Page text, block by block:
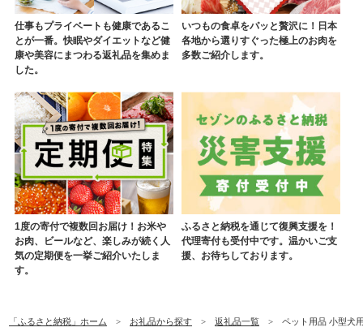
仕事もプライベートも健康であるこ
とが一番。快眠やダイエットなど健
康や美容にまつわる返礼品を集めま
した。
いつもの食卓をパッと贅沢に！日本
各地から選りすぐった極上のお肉を
多数ご紹介します。
1度の寄付で複数回お届け！お米や
お肉、ビールなど、楽しみが続く人
気の定期便を一挙ご紹介いたしま
す。
ふるさと納税を通じて復興支援を！
代理寄付も受付中です。温かいご支
援、お待ちしております。
「ふるさと納税」ホーム お礼品から探す 返礼品一覧 ペット用品 小型犬